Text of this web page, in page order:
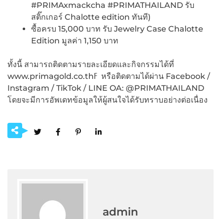
#PRIMAxmackcha #PRIMATHAILAND รับ
สติ๊กเกอร์ Chalotte edition ทันที)
ซื้อครบ 15,000 บาท รับ Jewelry Case Chalotte
Edition มูลค่า 1,150 บาท
ทั้งนี้ สามารถติดตามรายละเอียดและกิจกรรมได้ที่
www.primagold.co.thߓ หรือติดตามได้ผ่าน Facebook /
Instagram / TikTok / LINE OA: @PRIMATHAILAND
โดยจะมีการอัพเดทข้อมูลให้ผู้สนใจได้รับทราบอย่างต่อเนื่อง
admin